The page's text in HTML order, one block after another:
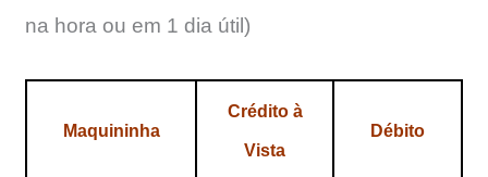
na hora ou em 1 dia útil)
Maquininha
Crédito à
Vista
Débito